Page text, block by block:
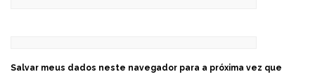
Salvar meus dados neste navegador para a próxima vez que